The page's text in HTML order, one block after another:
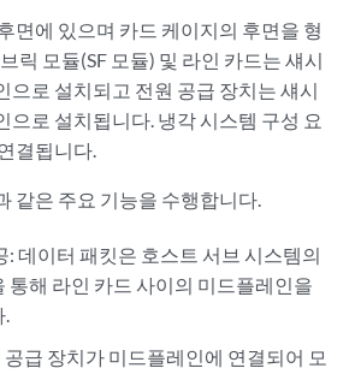
면에 있으며 카드 케이지의 후면을 형
릭 모듈(SF 모듈) 및 라인 카드는 섀시
으로 설치되고 전원 공급 장치는 섀시
으로 설치됩니다. 냉각 시스템 구성 요
결됩니다.
같은 주요 기능을 수행합니다.
: 데이터 패킷은 호스트 서브 시스템의
통해 라인 카드 사이의 미드플레인을
.
급 장치가 미드플레인에 연결되어 모